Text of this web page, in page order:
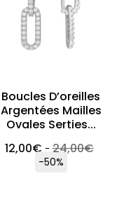
Boucles D’oreilles
Argentées Mailles
Ovales Serties...
12,00€ -24,00€
-50%